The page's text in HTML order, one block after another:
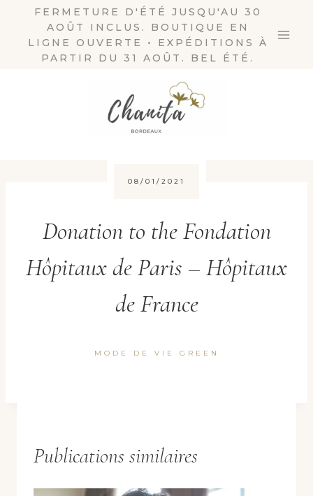
FERMETURE D'ÉTÉ JUSQU'AU 30
AOÛT INCLUS. BOUTIQUE EN
LIGNE OUVERTE • EXPÉDITIONS À
PARTIR DU 31 AOÛT. BEL ÉTÉ.
08/01/2021
Donation to the Fondation
Hôpitaux de Paris – Hôpitaux
de France
MODE DE VIE GREEN
Publications similaires